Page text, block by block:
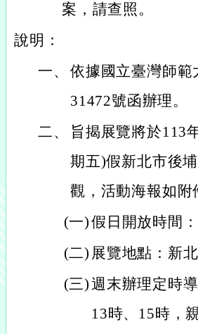
案，請查照。
說明：
一、 依據國立臺灣師範
31472號函辦理。
二、
旨揭展覽將於113
期五)假新北市後
觀，活動海報如附
(一)假日開放時間
(二) 展覽地點：新
(三)週末辦理定時
13時、15時，